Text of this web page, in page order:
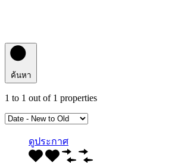
ค้นหา
1 to 1 out of 1 properties
ดูประกาศ